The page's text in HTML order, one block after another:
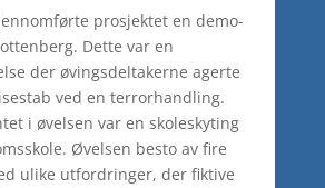
prosjektet en demo-
Dette var en
der øvingsdeltakerne agerte
ved en terrorhandling.
i øvelsen var en skoleskyting
Øvelsen besto av fire
ulike utfordringer, der fiktive